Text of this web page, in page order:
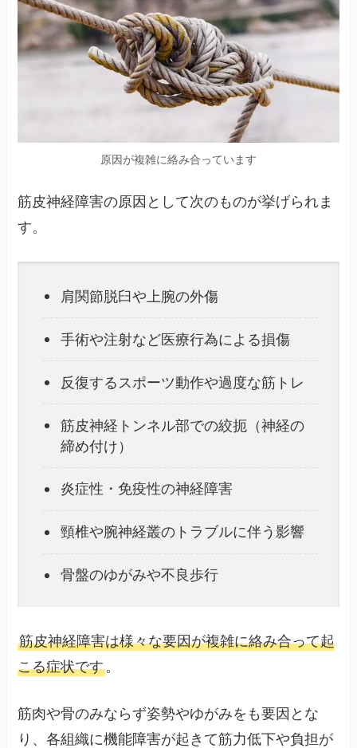
原因が複雑に絡み合っています
筋皮神経障害の原因として次のものが挙げられま
す。
肩関節脱臼や上腕の外傷
手術や注射など医療行為による損傷
反復するスポーツ動作や過度な筋トレ
筋皮神経トンネル部での絞扼（神経の
締め付け）
炎症性・免疫性の神経障害
頸椎や腕神経叢のトラブルに伴う影響
骨盤のゆがみや不良歩行
筋皮神経障害は様々な要因が複雑に絡み合って起
こる症状です。
筋肉や骨のみならず姿勢やゆがみをも要因とな
り、各組織に機能障害が起きて筋力低下や負担が